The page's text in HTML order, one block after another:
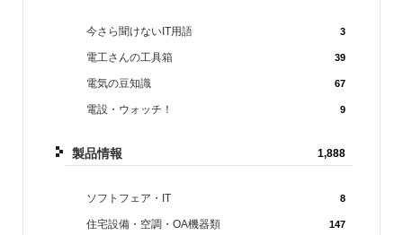
今さら聞けないIT用語 3
電工さんの工具箱 39
電気の豆知識 67
電設・ウォッチ！ 9
製品情報 1,888
ソフトフェア・IT 8
住宅設備・空調・OA機器類 147